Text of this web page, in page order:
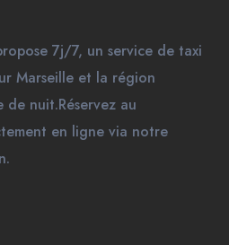
7j/7, un service de taxi
Marseille et la région
de nuit.Réservez au
en ligne via notre